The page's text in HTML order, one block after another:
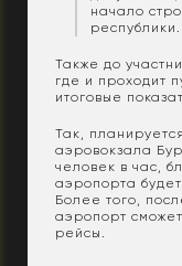
начало
республики.
Также до
где и проходит
итоговые
Так,
аэровокзала
человек в час,
аэропорта
Более того,
аэропорт
рейсы.